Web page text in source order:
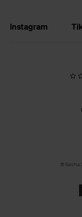
Instagram
© Sacha